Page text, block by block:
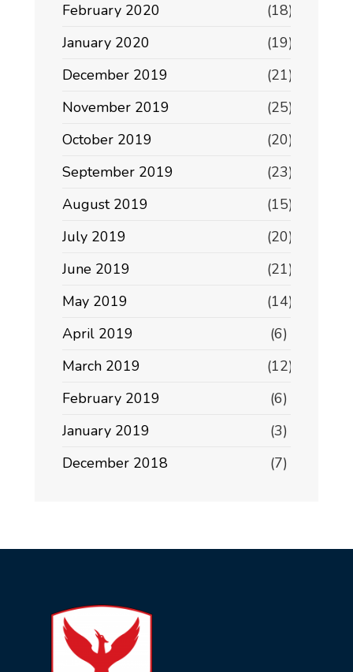
February 2020
(18)
January 2020
(19)
December 2019
(21)
November 2019
(25)
October 2019
(20)
September 2019
(23)
August 2019
(15)
July 2019
(20)
June 2019
(21)
May 2019
(14)
April 2019
(6)
March 2019
(12)
February 2019
(6)
January 2019
(3)
December 2018
(7)